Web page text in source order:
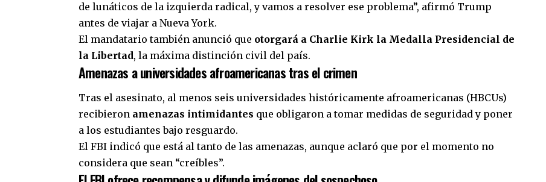
de lunáticos de la izquierda radical, y vamos a resolver ese problema”, afirmó Trump
antes de viajar a Nueva York.
El mandatario también anunció que otorgará a Charlie Kirk la Medalla Presidencial de
la Libertad, la máxima distinción civil del país.
Amenazas a universidades afroamericanas tras el crimen
Tras el asesinato, al menos seis universidades históricamente afroamericanas (HBCUs)
recibieron amenazas intimidantes que obligaron a tomar medidas de seguridad y poner
a los estudiantes bajo resguardo.
El FBI indicó que está al tanto de las amenazas, aunque aclaró que por el momento no
considera que sean “creíbles”.